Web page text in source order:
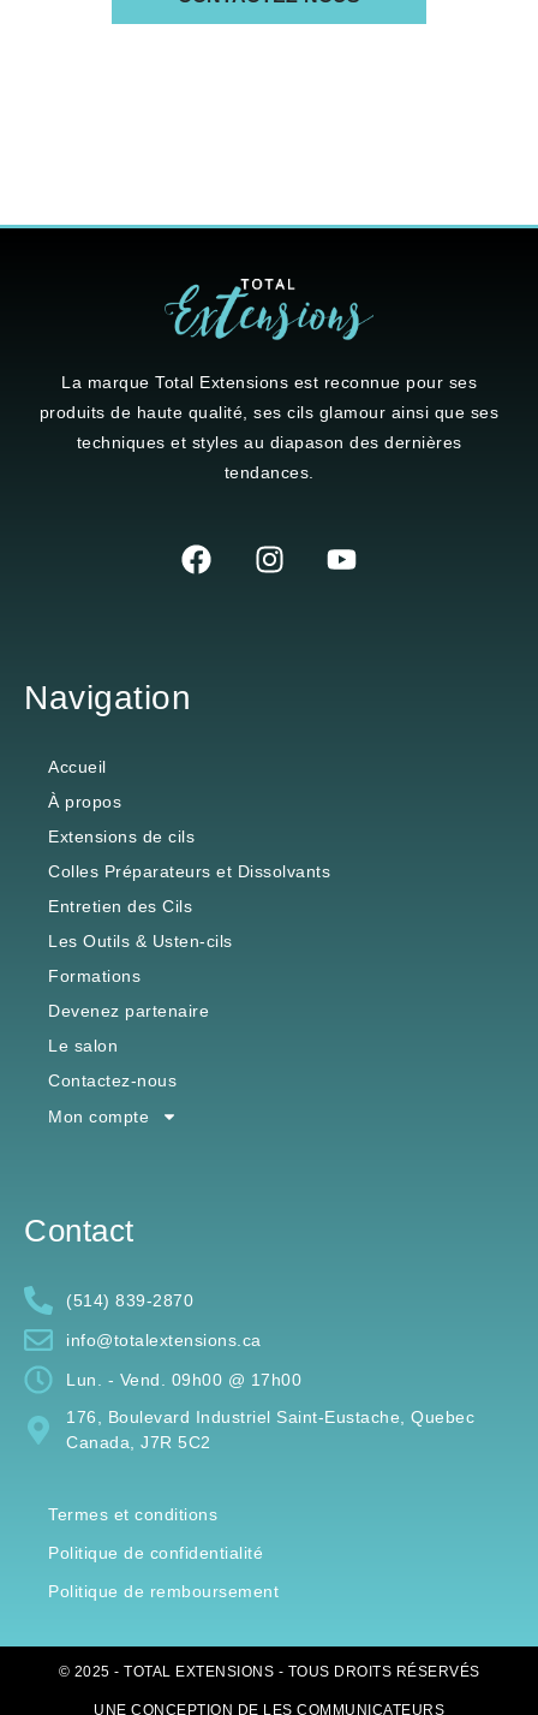
produits de haute qualité, ses cils glamour ainsi que ses
techniques et styles au diapason des dernières
tendances.
À propos
Extensions de cils
Colles Préparateurs et Dissolvants
Entretien des Cils
Les Outils & Usten-cils
Formations
Devenez partenaire
Le salon
Contactez-nous
Mon compte
info@totalextensions.ca
Lun. - Vend. 09h00 @ 17h00
176, Boulevard Industriel Saint-Eustache, Quebec
Canada, J7R 5C2
Politique de confidentialité
Politique de remboursement
UNE CONCEPTION DELES COMMUNICATEURS